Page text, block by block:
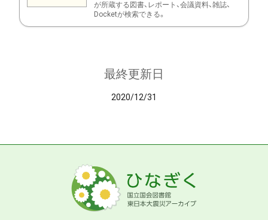
が所蔵する図書、レポート、会議資料、雑誌、
Docketが検索できる。
最終更新日
2020/12/31